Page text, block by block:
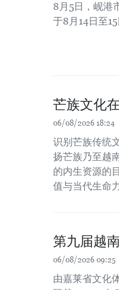
8月5日，岘港
于8月14日至
芒族文化
06/08/2026 18:24
识别芒族传统
扬芒族乃至越
的内生资源的
值与当代生命
第九届越
06/08/2026 09:25
由嘉莱省文化